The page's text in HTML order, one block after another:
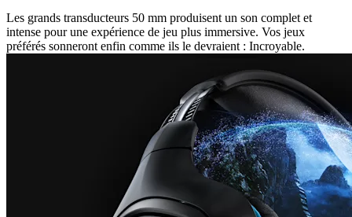
Les grands transducteurs 50 mm produisent un son complet et
intense pour une expérience de jeu plus immersive. Vos jeux
préférés sonneront enfin comme ils le devraient : Incroyable.